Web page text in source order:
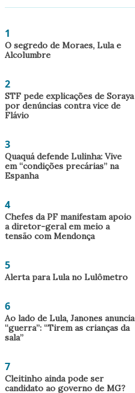
1
O segredo de Moraes, Lula e
Alcolumbre
2
STF pede explicações de Soraya
por denúncias contra vice de
Flávio
3
Quaquá defende Lulinha: Vive
em “condições precárias” na
Espanha
4
Chefes da PF manifestam apoio
a diretor-geral em meio a
tensão com Mendonça
5
Alerta para Lula no Lulômetro
6
Ao lado de Lula, Janones anuncia
“guerra”: “Tirem as crianças da
sala”
7
Cleitinho ainda pode ser
candidato ao governo de MG?